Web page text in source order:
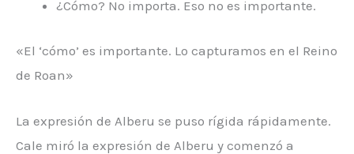
¿Cómo? No importa. Eso no es importante.
«El ‘cómo’ es importante. Lo capturamos en el Reino
de Roan»
La expresión de Alberu se puso rígida rápidamente.
Cale miró la expresión de Alberu y comenzó a